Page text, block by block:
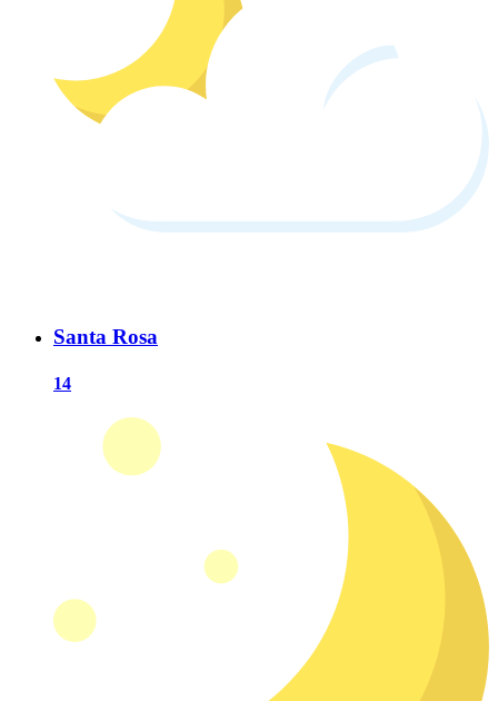
Santa Rosa
14